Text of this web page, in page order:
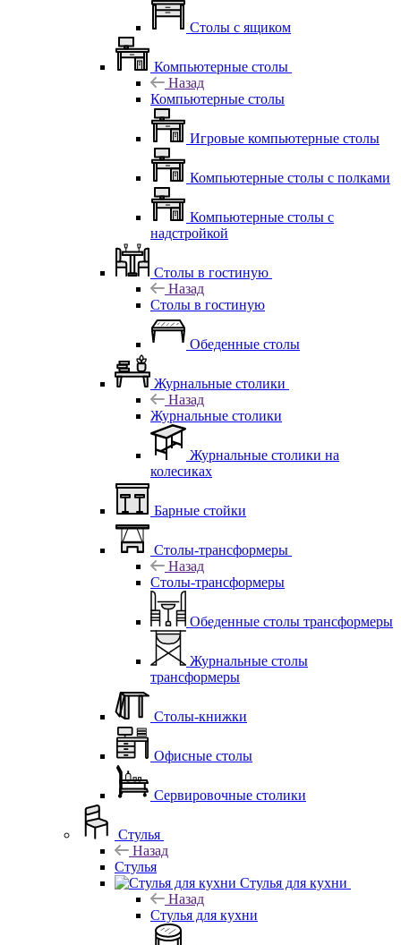
Столы с ящиком
Компьютерные столы
Назад
Компьютерные столы
Игровые компьютерные столы
Компьютерные столы с полками
Компьютерные столы с
надстройкой
Столы в гостиную
Назад
Столы в гостиную
Обеденные столы
Журнальные столики
Назад
Журнальные столики
Журнальные столики на
колесиках
Барные стойки
Столы-трансформеры
Назад
Столы-трансформеры
Обеденные столы трансформеры
Журнальные столы
трансформеры
Столы-книжки
Офисные столы
Сервировочные столики
Стулья
Назад
Стулья
Стулья для кухни
Назад
Стулья для кухни